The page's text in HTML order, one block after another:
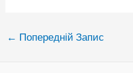
← Попередній Запис